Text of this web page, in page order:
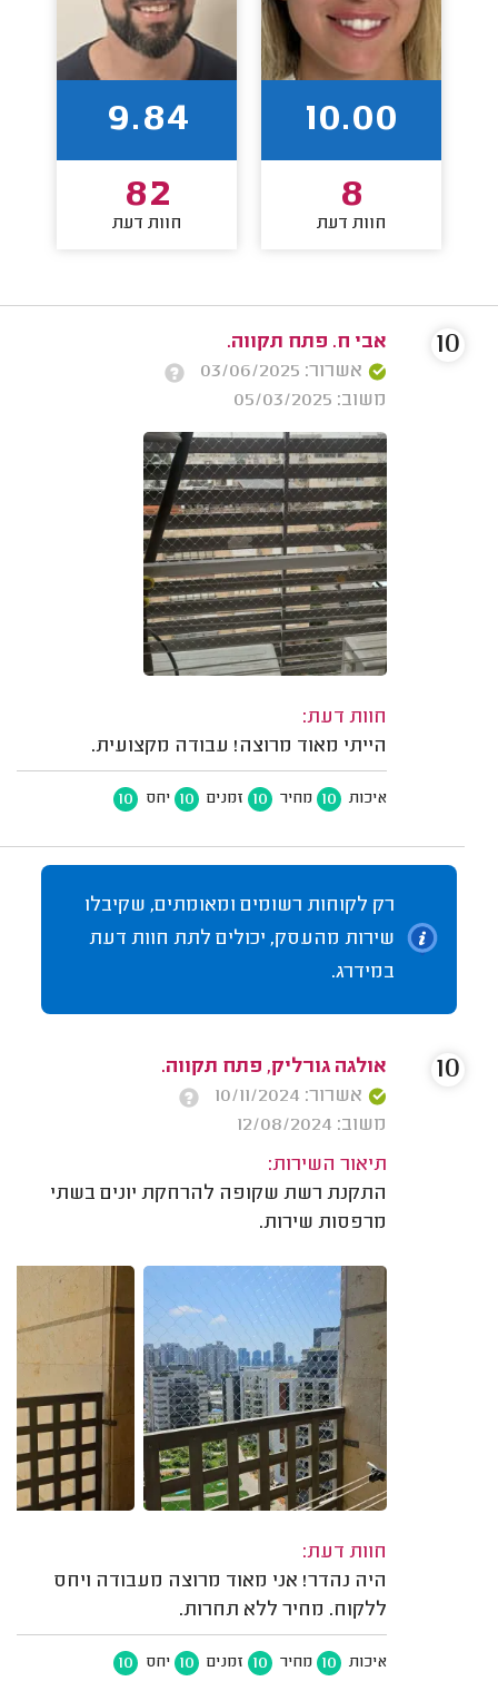
10.00
8
חוות דעת
9.84
82
חוות דעת
אבי ח. פתח תקווה.
אשרור: 03/06/2025
משוב: 05/03/2025
חוות דעת:
הייתי מאוד מרוצה! עבודה מקצועית.
איכות 10 מחיר 10 זמנים 10 יחס 10
10
רק לקוחות רשומים ומאומתים, שקיבלו
שירות מהעסק, יכולים לתת חוות דעת
במידרג.
אולגה גורליק, פתח תקווה.
אשרור: 10/11/2024
משוב: 12/08/2024
תיאור השירות:
התקנת רשת שקופה להרחקת יונים בשתי
מרפסות שירות.
חוות דעת:
היה נהדר! אני מאוד מרוצה מעבודה ויחס
ללקוח. מחיר ללא תחרות.
איכות 10 מחיר 10 זמנים 10 יחס 10
10